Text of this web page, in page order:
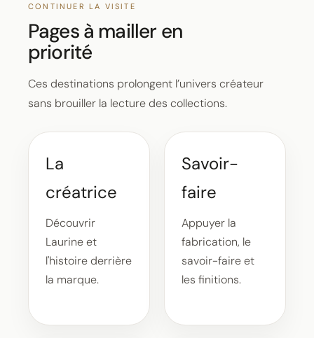
CONTINUER LA VISITE
Pages à mailler en
priorité
Ces destinations prolongent l’univers créateur
sans brouiller la lecture des collections.
La
créatrice
Découvrir
Laurine et
l'histoire derrière
la marque.
Savoir-
faire
Appuyer la
fabrication, le
savoir-faire et
les finitions.